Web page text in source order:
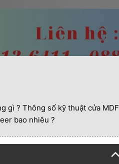
gì ? Thông số kỹ thuật cửa MDF
bao nhiêu ?